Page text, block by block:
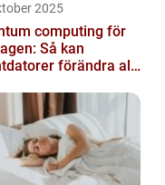
2025
computing för
Så kan
förändra allt